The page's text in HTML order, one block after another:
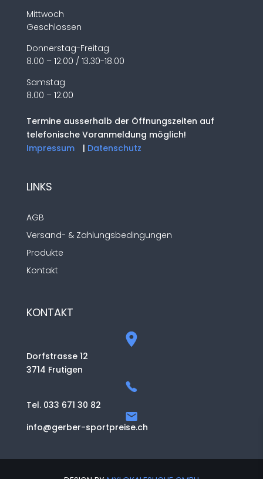
Mittwoch
Geschlossen
Donnerstag-Freitag
8.00 – 12:00 / 13.30-18.00
Samstag
8.00 – 12:00
Termine ausserhalb der Öffnungszeiten auf
telefonische Voranmeldung möglich!
Impressum
| Datenschutz
LINKS
AGB
Versand- & Zahlungsbedingungen
Produkte
Kontakt
KONTAKT
Dorfstrasse 12
3714 Frutigen
Tel. 033 671 30 82
info@gerber-sportpreise.ch